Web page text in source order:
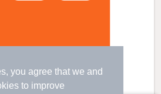
you agree that we and
to improve
件